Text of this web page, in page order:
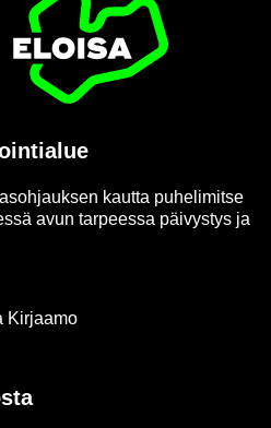
kaut­ta pu­he­li­mit­se
avun tar­pees­sa päi­vys­tys ja
Kir­jaa­mo